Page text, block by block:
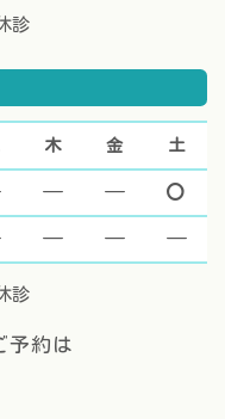
診
木 金 土
休診 休診 休診
休診 休診 休診
診
予約は